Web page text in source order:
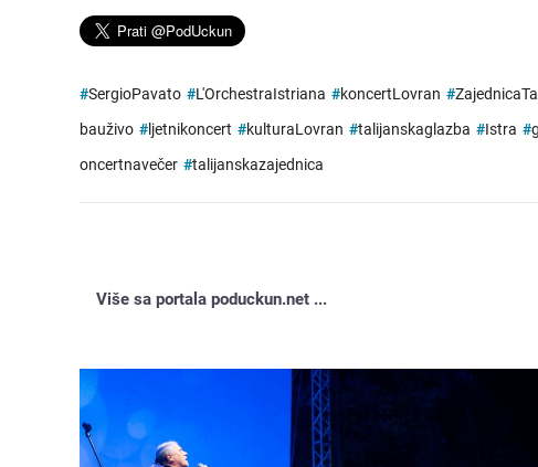
#SergioPavato #L'OrchestraIstriana #koncertLovran #
bauživo #ljetnikoncert #kulturaLovran #talijanskaglazba #Istra #
oncertnavečer #talijanskazajednica
Više sa portala poduckun.net ...